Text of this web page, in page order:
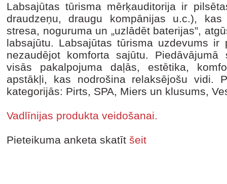
Labsajūtas tūrisma mērķauditorija ir
draudzeņu, draugu kompānijas u.c.),
stresa, noguruma un „uzlādēt baterijas”,
labsajūtu. Labsajūtas tūrisma uzdevums
nezaudējot komforta sajūtu.
visās pakalpojuma daļās, estētika,
apstākļi, kas nodrošina relaksējošu vidi.
kategorijās: Pirts, SPA, Miers un klusums,
Vadlīnijas produkta veidošanai.
Pieteikuma anketa skatīt šeit